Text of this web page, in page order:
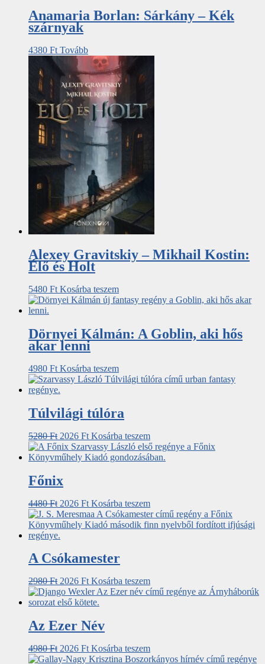
Anamaria Borlan: Sárkány – Kék
szárnyak
4380 Ft Tovább
Alexey Gravitskiy – Mikhail Kostin:
Élő és Holt
5480 Ft Kosárba teszem
Dörnyei Kálmán: A Goblin, aki hős
akar lenni
4980 Ft Kosárba teszem
Túlvilági túlóra
5280Ft 2026 Ft Kosárba teszem
Főnix
4480Ft 2026 Ft Kosárba teszem
A Csókamester
2980Ft 2026 Ft Kosárba teszem
Az Ezer Név
4980Ft 2026 Ft Kosárba teszem